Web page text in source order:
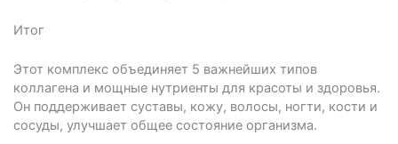
Итог
Этот комплекс объединяет 5 важнейших типов
коллагена и мощные нутриенты для красоты и здоровья.
Он поддерживает суставы, кожу, волосы, ногти, кости и
сосуды, улучшает общее состояние организма.